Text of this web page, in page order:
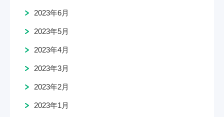
2023年6月
2023年5月
2023年4月
2023年3月
2023年2月
2023年1月